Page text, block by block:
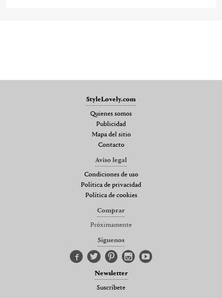
StyleLovely.com
Quienes somos
Publicidad
Mapa del sitio
Contacto
Aviso legal
Condiciones de uso
Política de privacidad
Política de cookies
Comprar
Próximamente
Síguenos
Newsletter
Suscríbete